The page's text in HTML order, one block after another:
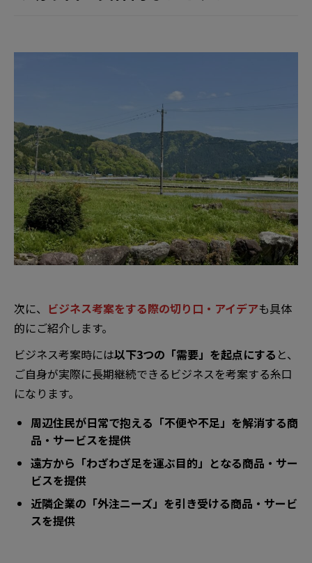
次に、 ビジネス考案をする際の切り口・アイデアも具体
的にご紹介します。
ビジネス考案時には以下3つの「需要」を起点にする と、
ご自身が実際に長期継続できるビジネスを考案する糸口
になります。
周辺住民が日常で抱える「不便や不足」を解消する商
品・サービスを提供
遠方から「わざわざ足を運ぶ目的」となる商品・サー
ビスを提供
近隣企業の「外注ニーズ」を引き受ける商品・サービ
スを提供